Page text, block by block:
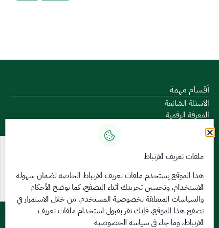
أقسام مهمة
الأسئلة الشائعة
المعرفة الرقمية
دليل الخدمات
المشاركة الإلكترونية
البيانات المفتوحة
السياسات واللوائح
تواصل معنا
الخدمات الإلكترونية
بوابة الدخول الموحد
بوابة الزوار
ملفات تعريف الارتباط
هذا الموقع يستخدم ملفات تعريف الارتباط الخاصة لضمان سهولة
الاستخدام، وتحسين تجربتك أثناء التصفح، كما يوضح الأحكام
والسياسات المتعلقةبخصوصية المستخدم. من خلال الاستمرار في
تصفح هذا الموقع، فإنك تقر بقبول استخدام ملفات تعريف
الارتباط، وما جاء في سياسة الخصوصية